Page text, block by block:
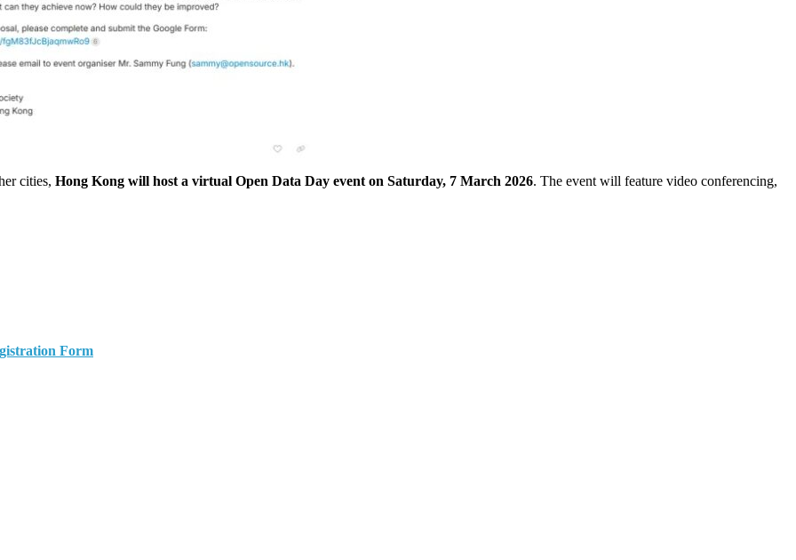
cities, Hong Kong will host a virtual Open Data Day event on Saturday, 7 March 2026. The event will feature video conferencing,
Form